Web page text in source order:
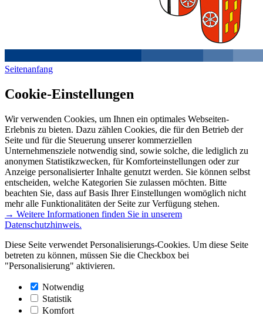
Seitenanfang
Cookie-Einstellungen
Wir verwenden Cookies, um Ihnen ein optimales Webseiten-
Erlebnis zu bieten. Dazu zählen Cookies, die für den Betrieb der
Seite und für die Steuerung unserer kommerziellen
Unternehmensziele notwendig sind, sowie solche, die lediglich zu
anonymen Statistikzwecken, für Komforteinstellungen oder zur
Anzeige personalisierter Inhalte genutzt werden. Sie können selbst
entscheiden, welche Kategorien Sie zulassen möchten. Bitte
beachten Sie, dass auf Basis Ihrer Einstellungen womöglich nicht
mehr alle Funktionalitäten der Seite zur Verfügung stehen.
→ Weitere Informationen finden Sie in unserem
Datenschutzhinweis.
Diese Seite verwendet Personalisierungs-Cookies. Um diese Seite
betreten zu können, müssen Sie die Checkbox bei
"Personalisierung" aktivieren.
Notwendig
Statistik
Komfort